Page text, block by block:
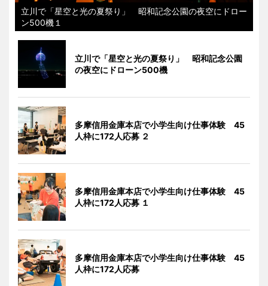
立川で「星空と光の夏祭り」 昭和記念公園の夜空にドロー
ン500機１
立川で「星空と光の夏祭り」 昭和記念公園
の夜空にドローン500機
多摩信用金庫本店で小学生向け仕事体験 45
人枠に172人応募 ２
多摩信用金庫本店で小学生向け仕事体験 45
人枠に172人応募 １
多摩信用金庫本店で小学生向け仕事体験 45
人枠に172人応募